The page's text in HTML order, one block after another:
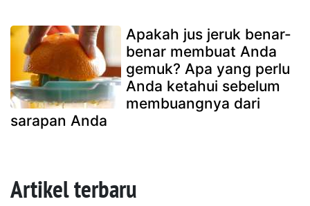
Apakah jus jeruk benar-
benar membuat Anda
gemuk? Apa yang perlu
Anda ketahui sebelum
membuangnya dari
sarapan Anda
Artikel terbaru